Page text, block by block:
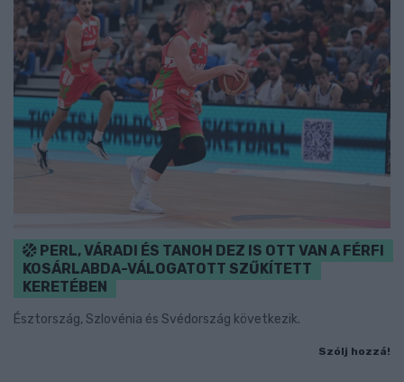
PERL, VÁRADI ÉS TANOH DEZ IS OTT VAN A FÉRFI
KOSÁRLABDA-VÁLOGATOTT SZŰKÍTETT
KERETÉBEN
Észtország, Szlovénia és Svédország következik.
Szólj hozzá!